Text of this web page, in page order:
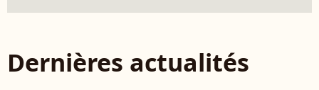
Dernières actualités